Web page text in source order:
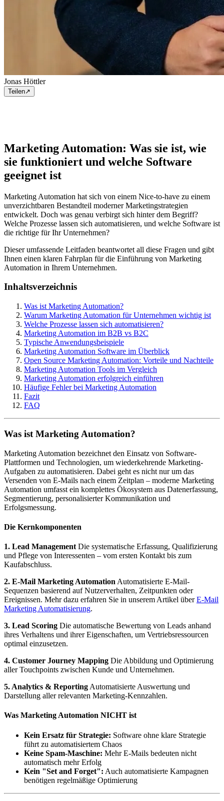
Jonas Höttler
Teilen↗
Marketing Automation: Was sie ist, wie
sie funktioniert und welche Software
geeignet ist
Marketing Automation hat sich von einem Nice-to-have zu einem
unverzichtbaren Bestandteil moderner Marketingstrategien
entwickelt. Doch was genau verbirgt sich hinter dem Begriff?
Welche Prozesse lassen sich automatisieren, und welche Software ist
die richtige für Ihr Unternehmen?
Dieser umfassende Leitfaden beantwortet all diese Fragen und gibt
Ihnen einen klaren Fahrplan für die Einführung von Marketing
Automation in Ihrem Unternehmen.
Inhaltsverzeichnis
Was ist Marketing Automation?
Warum Marketing Automation für Unternehmen wichtig ist
Welche Prozesse lassen sich automatisieren?
Marketing Automation im B2B vs B2C
Typische Anwendungsbeispiele
Marketing Automation Software im Überblick
Open Source Marketing Automation: Vorteile und Nachteile
Marketing Automation Tools im Vergleich
Marketing Automation erfolgreich einführen
Häufige Fehler bei Marketing Automation
Fazit
FAQ
Was ist Marketing Automation?
Marketing Automation bezeichnet den Einsatz von Software-
Plattformen und Technologien, um wiederkehrende Marketing-
Aufgaben zu automatisieren. Dabei geht es nicht nur um das
Versenden von E-Mails nach einem Zeitplan – moderne Marketing
Automation umfasst ein komplettes Ökosystem aus Datenerfassung,
Segmentierung, personalisierter Kommunikation und
Erfolgsmessung.
Die Kernkomponenten
1. Lead Management Die systematische Erfassung, Qualifizierung
und Pflege von Interessenten – vom ersten Kontakt bis zum
Kaufabschluss.
2. E-Mail Marketing Automation Automatisierte E-Mail-
Sequenzen basierend auf Nutzerverhalten, Zeitpunkten oder
Ereignissen. Mehr dazu erfahren Sie in unserem Artikel überE-Mail
Marketing Automatisierung.
3. Lead Scoring Die automatische Bewertung von Leads anhand
ihres Verhaltens und ihrer Eigenschaften, um Vertriebsressourcen
optimal einzusetzen.
4. Customer Journey Mapping Die Abbildung und Optimierung
aller Touchpoints zwischen Kunde und Unternehmen.
5. Analytics & Reporting Automatisierte Auswertung und
Darstellung aller relevanten Marketing-Kennzahlen.
Was Marketing Automation NICHT ist
Kein Ersatz für Strategie: Software ohne klare Strategie
führt zu automatisiertem Chaos
Keine Spam-Maschine: Mehr E-Mails bedeuten nicht
automatisch mehr Erfolg
Kein "Set and Forget": Auch automatisierte Kampagnen
benötigen regelmäßige Optimierung